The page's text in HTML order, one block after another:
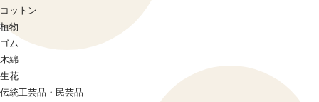
コットン
植物
ゴム
木綿
生花
伝統工芸品・民芸品